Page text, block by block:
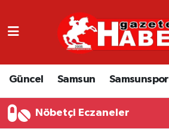
Güncel Samsun Samsunspor
Nöbetçi Eczaneler
GÜNCEL
SAMSUN